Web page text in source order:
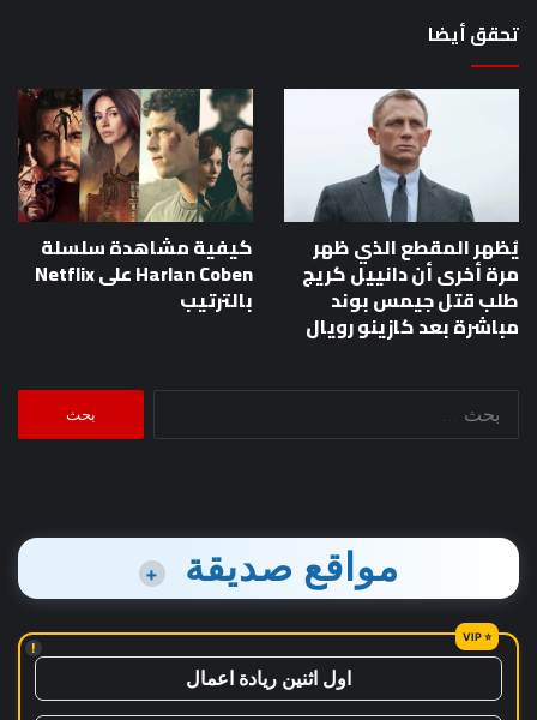
تحقق أيضا
يُظهر المقطع الذي ظهر
مرة أخرى أن دانييل كريج
طلب قتل جيمس بوند
مباشرة بعد كازينو رويال
كيفية مشاهدة سلسلة
Harlan Coben على Netflix
بالترتيب
البحث
مواقع صديقة +
!
اول اثنين ريادة اعمال